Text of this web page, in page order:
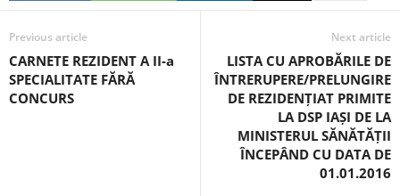
Previous article
CARNETE REZIDENT A II-a
SPECIALITATE FĂRĂ
CONCURS
Next article
LISTA CU APROBĂRILE DE
ÎNTRERUPERE/PRELUNGIRE
DE REZIDENȚIAT PRIMITE
LA DSP IAȘI DE LA
MINISTERUL SĂNĂTĂȚII
ÎNCEPÂND CU DATA DE
01.01.2016